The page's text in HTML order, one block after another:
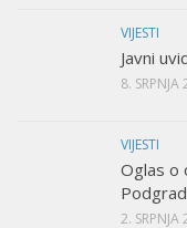
VIJESTI
Javni
8. SRPNJA
VIJESTI
Oglas o
2. SRPNJA